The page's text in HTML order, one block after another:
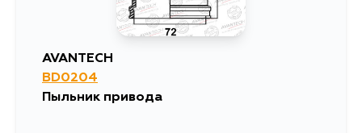
AVANTECH
BD0204
Пыльник привода